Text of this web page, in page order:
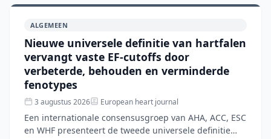
ALGEMEEN
Nieuwe universele definitie van hartfalen
vervangt vaste EF-cutoffs door
verbeterde, behouden en verminderde
fenotypes
3 augustus 2026 European heart journal
Een internationale consensusgroep van AHA, ACC, ESC
en WHF presenteert de tweede universele definitie